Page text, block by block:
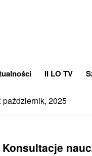
II LO TV
październik, 2025
Konsultacje